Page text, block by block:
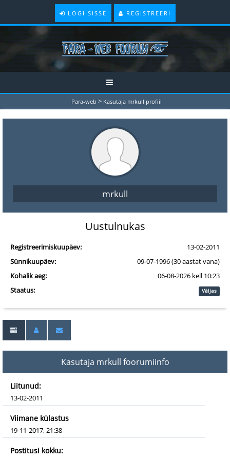
LOGI SISSE REGISTREERI
Para-web > Kasutaja mrkull profiil
mrkull
Uustulnukas
Registreerimiskuupäev:
13-02-2011
Sünnikuupäev:
09-07-1996 (30 aastat vana)
Kohalik aeg:
06-08-2026 kell 10:23
Staatus:
Väljas
Kasutaja mrkull foorumiinfo
Liitunud:
13-02-2011
Viimane külastus
19-11-2017, 21:38
Postitusi kokku: